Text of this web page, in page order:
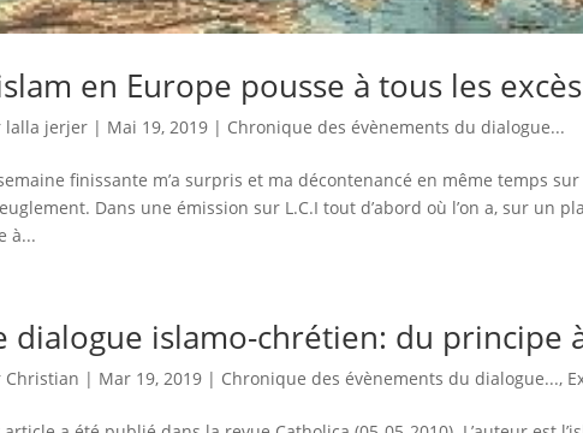
en Europe pousse à tous les excès
lalla jerjer| Mai 19, 2019| Chronique des évènements du dialogue...
finissante m’a surpris et ma décontenancé en même temps
Dans une émission sur L.C.I tout d’abord où l’on a, sur un
à...
dialogue islamo-chrétien: du principe
Christian | Mar 19, 2019| Chronique des évènements du dialogue...,